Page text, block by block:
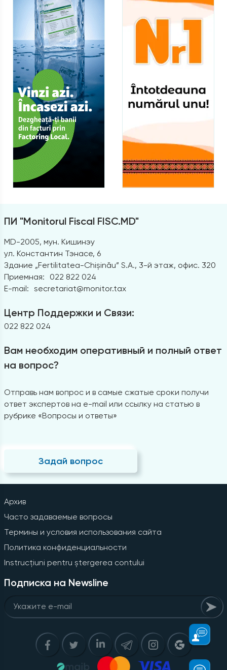
ПИ "Monitorul Fiscal FISC.MD"
MD-2005, мун. Кишинэу
ул. Константин Тэнасе, 6
Здание „Fertilitatea-Chișinău” S.A., 3-й этаж, офис. 320
Приемная:
022 822 024
E-mail: secretariat@monitor.tax
Центр Поддержки и Связи:
022 822 024
Вам необходим оперативный и полный ответ
на вопрос?
Отправь нам вопрос и в самые сжатые сроки получи
ответ экспертов на e-mail или ссылку на статью в
рубрике «Вопросы и ответы»
Задай вопрос
Архив
Часто задаваемые вопросы
Термины и условия использования сайта
Политика конфиденциальности
Instrucțiuni pentru ștergerea contului
Подписка на Newsline